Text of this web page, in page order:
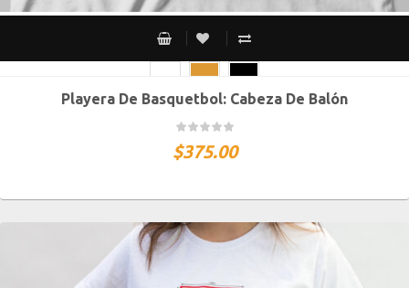
CH M G XG XXG
Playera De Basquetbol: Cabeza De Balón
$375.00